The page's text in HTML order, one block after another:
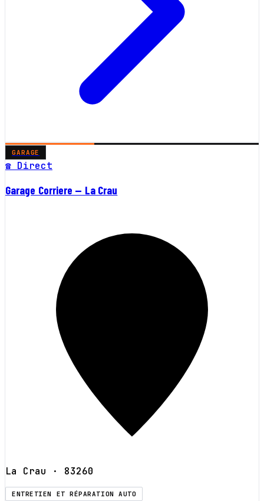
GARAGE
☎ Direct
Garage Corriere — La Crau
La Crau · 83260
ENTRETIEN ET RÉPARATION AUTO